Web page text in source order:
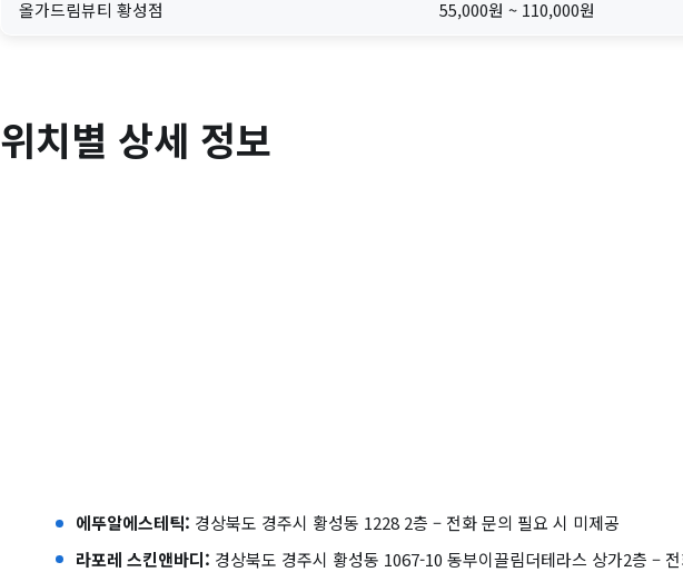
올가드림뷰티 황성점 55,000원 ~ 110,000원
위치별 상세 정보
에뚜알에스테틱: 경상북도 경주시 황성동 1228 2층 – 전화 문의 필요 시 미제공
라포레 스킨앤바디: 경상북도 경주시 황성동 1067-10 동부이끌림더테라스 상가2층 –